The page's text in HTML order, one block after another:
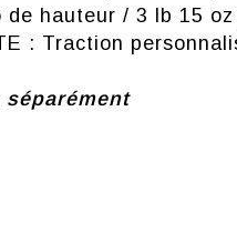
de hauteur / 3 lb 15
: Traction
séparément